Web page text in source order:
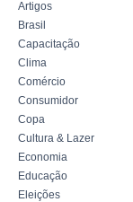
Artigos
Brasil
Capacitação
Clima
Comércio
Consumidor
Copa
Cultura & Lazer
Economia
Educação
Eleições